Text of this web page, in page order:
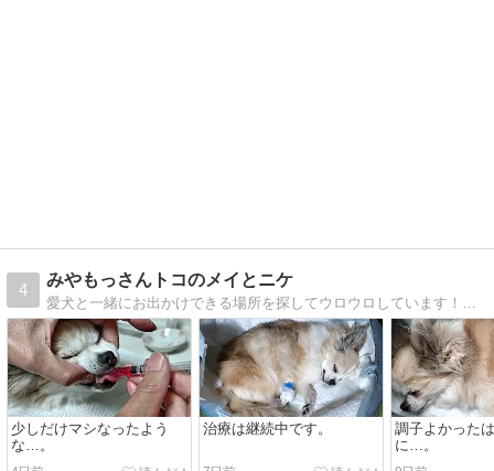
4
みやもっさんトコのメイとニケ
愛犬と一緒にお出かけできる場所を探してウロウロしています！チワワのメイとニケのブログを見て参考になれば幸いです
少しだけマシなったよう
な…。
治療は継続中です。
調子よかった
に…。